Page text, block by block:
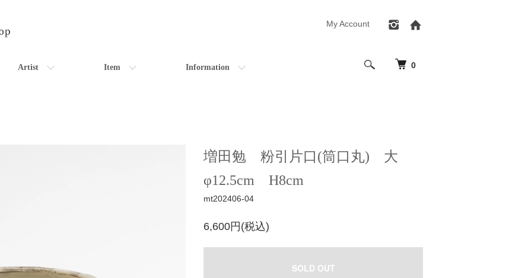
0
Artist Item Information
My Account
増田勉 粉引片口(筒口丸) 大
φ12.5cm H8cm
mt202406-04
6,600円(税込)
SOLD OUT